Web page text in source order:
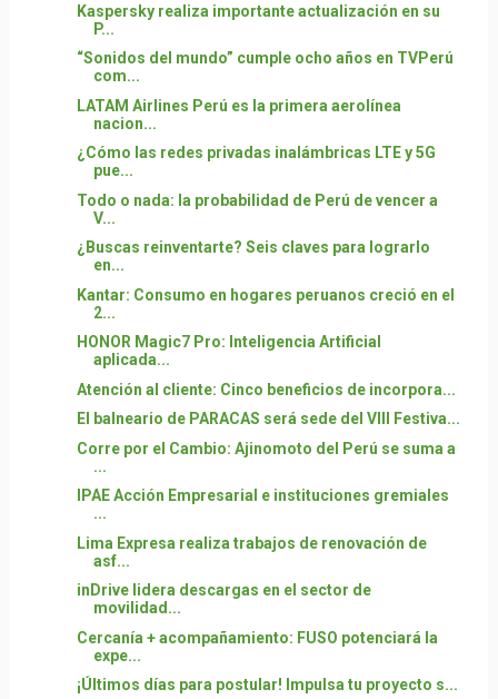
Kaspersky realiza importante actualización en su
P...
“Sonidos del mundo” cumple ocho años en TVPerú
com...
LATAM Airlines Perú es la primera aerolínea
nacion...
¿Cómo las redes privadas inalámbricas LTE y 5G
pue...
Todo o nada: la probabilidad de Perú de vencer a
V...
¿Buscas reinventarte? Seis claves para lograrlo
en...
Kantar: Consumo en hogares peruanos creció en el
2...
HONOR Magic7 Pro: Inteligencia Artificial
aplicada...
Atención al cliente: Cinco beneficios de incorpora...
El balneario de PARACAS será sede del VIII Festiva...
Corre por el Cambio: Ajinomoto del Perú se suma a
...
IPAE Acción Empresarial e instituciones gremiales
...
Lima Expresa realiza trabajos de renovación de
asf...
inDrive lidera descargas en el sector de
movilidad...
Cercanía + acompañamiento: FUSO potenciará la
expe...
¡Últimos días para postular! Impulsa tu proyecto s...